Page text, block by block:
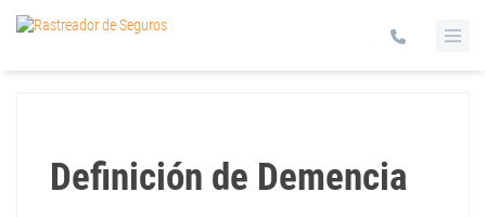
Definición de Demencia